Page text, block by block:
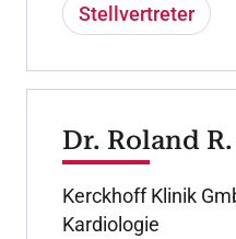
Stellvertreter
Dr. Roland
Kerckhoff Klinik
Kardiologie